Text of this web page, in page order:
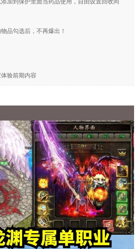
加到保护里面当药品使用，自由设置回收间
品勾选后，不再爆出！
验前期内容